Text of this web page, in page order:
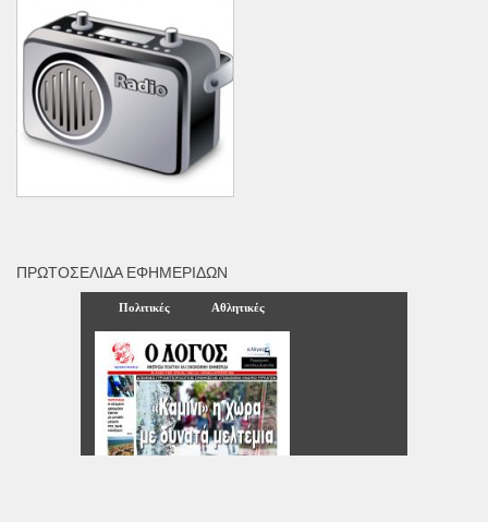
ΠΡΩΤΟΣΈΛΙΔΑ ΕΦΗΜΕΡΊΔΩΝ